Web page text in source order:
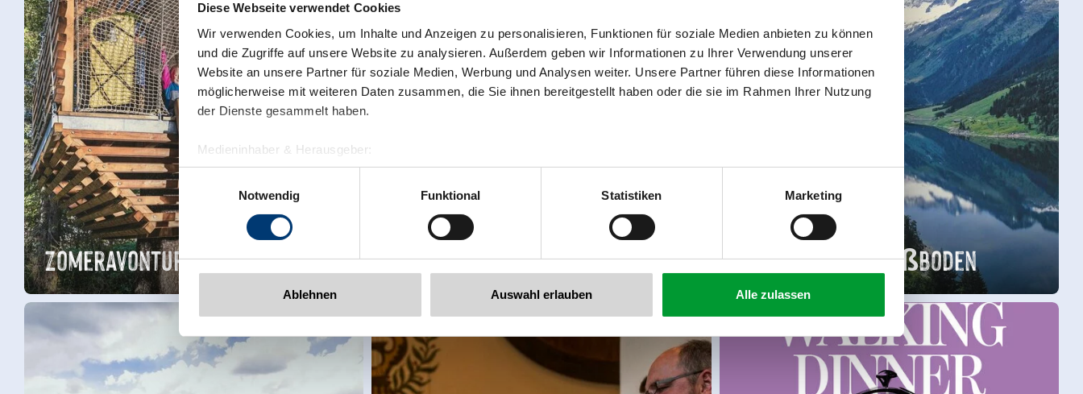
Diese Webseite verwendet Cookies
Wir verwenden Cookies, um Inhalte und Anzeigen zu personalisieren, Funktionen für soziale Medien anbieten zu können
und die Zugriffe auf unsere Website zu analysieren. Außerdem geben wir Informationen zu Ihrer Verwendung unserer
Website an unsere Partner für soziale Medien, Werbung und Analysen weiter. Unsere Partner führen diese Informationen
möglicherweise mit weiteren Daten zusammen, die Sie ihnen bereitgestellt haben oder die sie im Rahmen Ihrer Nutzung
der Dienste gesammelt haben.
Medieninhaber & Herausgeber:
Zeller Bergbahnen Zillertal GmbH & Co KG
Rohr 23// A-6280 Zell am Ziller
www.zillertalarena.com
Einwilligungsauswahl
Notwendig
Funktional Statistiken Marketing
Ablehnen Auswahl erlauben Alle zulassen
Zomeravonturen Hoog touwenparcours Gerlos Stuwmeer Durlaßboden